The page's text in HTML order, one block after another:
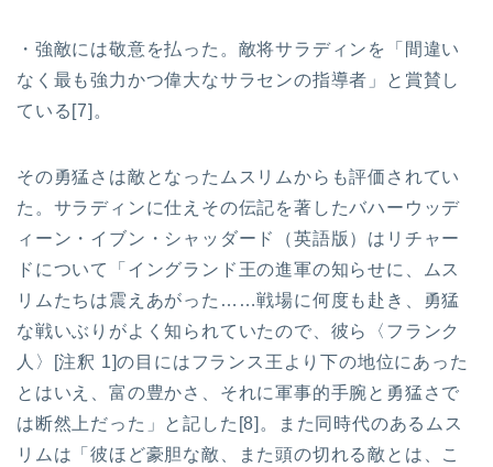
・強敵には敬意を払った。敵将サラディンを「間違い
なく最も強力かつ偉大なサラセンの指導者」と賞賛し
ている[7]。
その勇猛さは敵となったムスリムからも評価されてい
た。サラディンに仕えその伝記を著したバハーウッデ
ィーン・イブン・シャッダード（英語版）はリチャー
ドについて「イングランド王の進軍の知らせに、ムス
リムたちは震えあがった……戦場に何度も赴き、勇猛
な戦いぶりがよく知られていたので、彼ら〈フランク
人〉[注釈 1]の目にはフランス王より下の地位にあった
とはいえ、富の豊かさ、それに軍事的手腕と勇猛さで
は断然上だった」と記した[8]。また同時代のあるムス
リムは「彼ほど豪胆な敵、また頭の切れる敵とは、こ